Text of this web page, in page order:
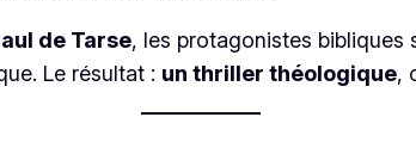
de Tarse, les protagonistes bibliques
Le résultat : un thriller théologique,